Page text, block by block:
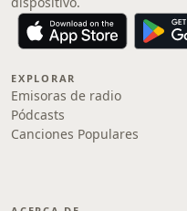
EXPLORAR
Emisoras de radio
Pódcasts
Canciones Populares